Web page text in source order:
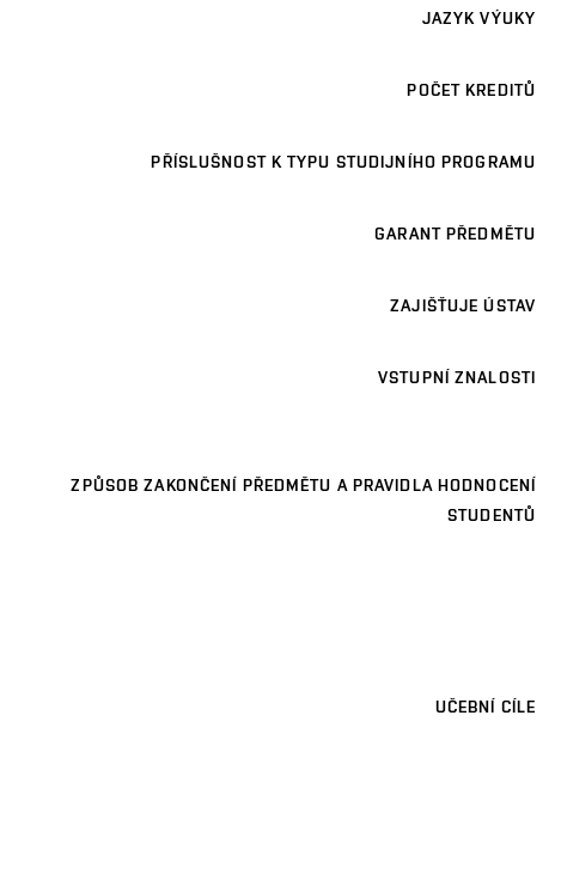
JAZYK VÝUKY
POČET KREDITŮ
PŘÍSLUŠNOST K TYPU STUDIJNÍHO PROGRAMU
GARANT PŘEDMĚTU
ZAJIŠŤUJE ÚSTAV
VSTUPNÍ ZNALOSTI
ZPŮSOB ZAKONČENÍ PŘEDMĚTU A PRAVIDLA HODNOCENÍ
STUDENTŮ
UČEBNÍ CÍLE